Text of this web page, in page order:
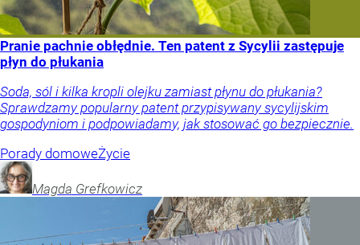
Pranie pachnie obłędnie. Ten patent z Sycylii zastępuje
płyn do płukania
Soda, sól i kilka kropli olejku zamiast płynu do płukania?
Sprawdzamy popularny patent przypisywany sycylijskim
gospodyniom i podpowiadamy, jak stosować go bezpiecznie.
Porady domoweŻycie
Magda Grefkowicz